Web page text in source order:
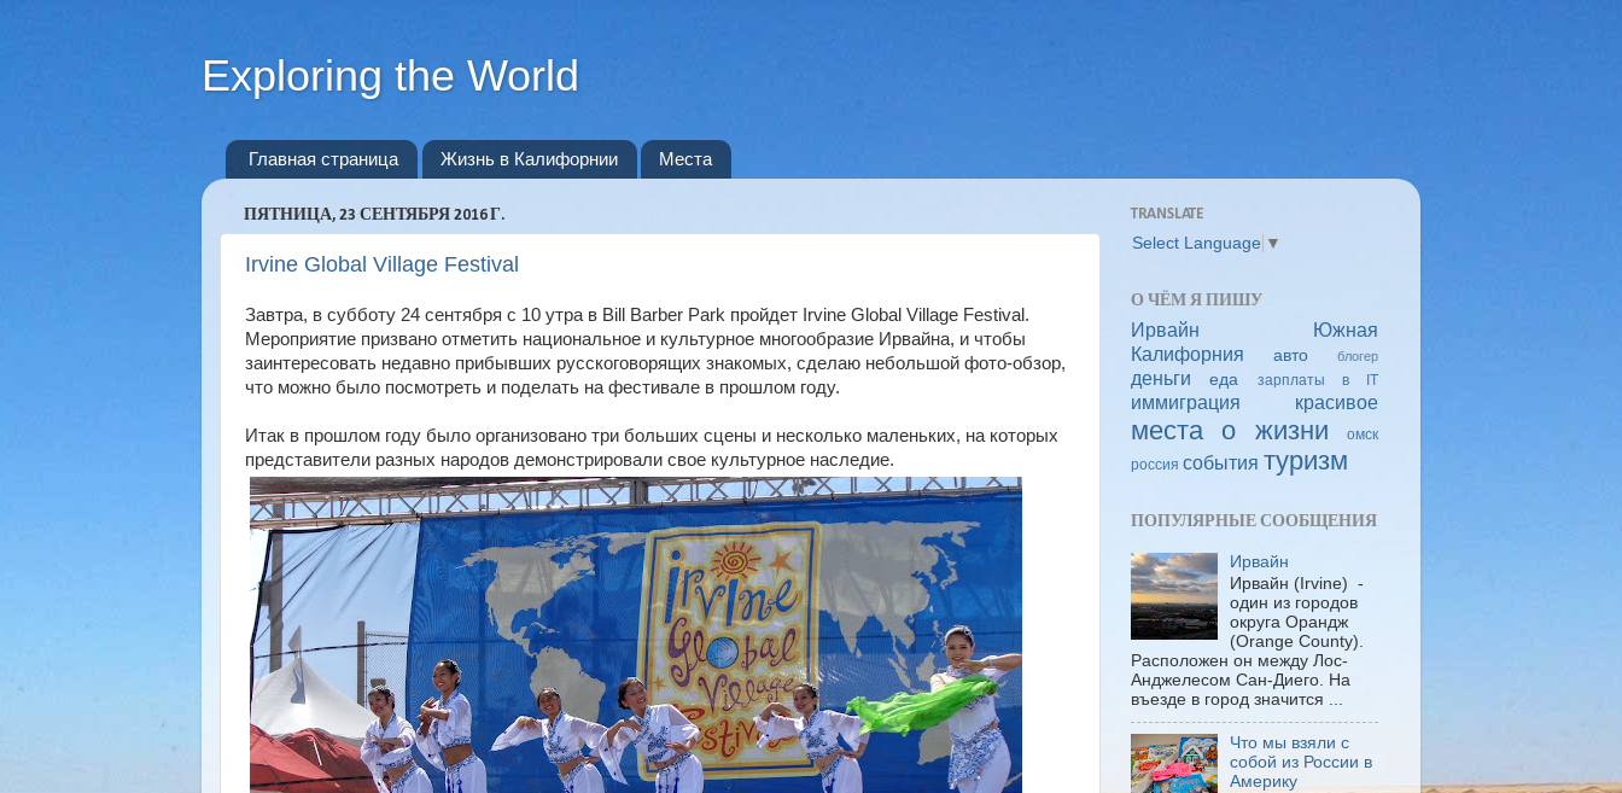
Exploring the World
Главная страница Жизнь в Калифорнии Места
ПЯТНИЦА, 23 СЕНТЯБРЯ 2016 Г.
Irvine Global Village Festival
Завтра, в субботу 24 сентября с 10 утра в Bill Barber Park пройдет Irvine Global Village Festival.
Мероприятие призвано отметить национальное и культурное многообразие Ирвайна, и чтобы
заинтересовать недавно прибывших русскоговорящих знакомых, сделаю небольшой фото-обзор,
что можно было посмотреть и поделать на фестивале в прошлом году.
Итак в прошлом году было организовано три больших сцены и несколько маленьких, на которых
представители разных народов демонстрировали свое культурное наследие.
TRANSLATE
Select Language ▼
О ЧЁМ Я ПИШУ
Ирвайн
Южная
Калифорния
авто блогер
деньги еда зарплаты в IT
иммиграция красивое
места о жизни
омск
россия события туризм
ПОПУЛЯРНЫЕ СООБЩЕНИЯ
Ирвайн
Ирвайн (Irvine) -
один из городов
округа Орандж
(Orange County).
Расположен он между Лос-
Анджелесом Сан-Диего. На
въезде в город значится ...
Что мы взяли с
собой из России в
Америку